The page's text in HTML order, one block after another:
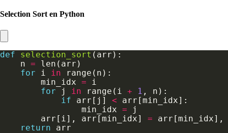
Selection Sort en Python
def selection_sort
    n
=
for i in
        min_idx
=
for j in range(i + 1
if arr[j] <
                min_idx
=
        arr[i], arr[min_idx]
=
return